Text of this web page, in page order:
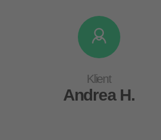
Klient
Andrea H.